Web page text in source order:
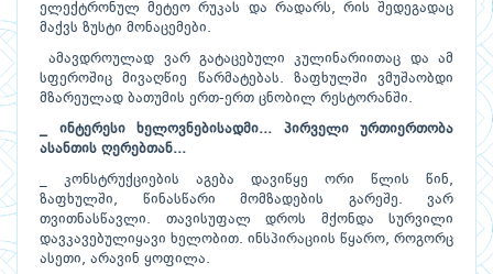
ელექტრონულ მეტეო რუკას და რადარს, რის შედეგადაც
მაქვს ზუსტი მონაცემები.
ამავდროულად ვარ გატაცებული კულინარიითაც და ამ
სფეროშიც მივაღწიე წარმატებას. ზაფხულში ვმუშაობდი
მზარეულად ბათუმის ერთ-ერთ ცნობილ რესტორანში.
_ ინტერესი ხელოვნებისადმი... პირველი ურთიერთობა
ასანთის ღერებთან...
_ კონსტრუქციების აგება დავიწყე ორი წლის წინ,
ზაფხულში, წინასწარი მომზადების გარეშე. ვარ
თვითნასწავლი. თავისუფალ დროს მქონდა სურვილი
დავკავებულიყავი ხელობით. ინსპირაციის წყარო, როგორც
ასეთი, არავინ ყოფილა.